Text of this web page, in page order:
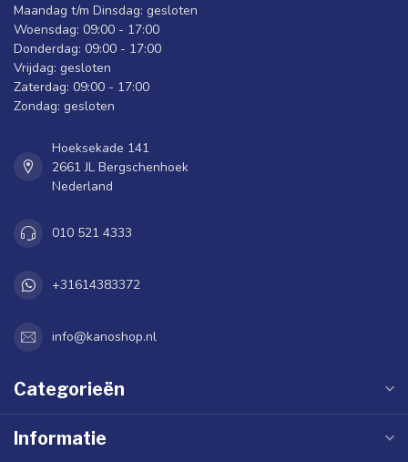
Maandag t/m Dinsdag: gesloten
Woensdag: 09:00 - 17:00
Donderdag: 09:00 - 17:00
Vrijdag: gesloten
Zaterdag: 09:00 - 17:00
Zondag: gesloten
Hoeksekade 141
2661 JL Bergschenhoek
Nederland
010 521 4333
+31614383372
info@kanoshop.nl
Categorieën
Informatie